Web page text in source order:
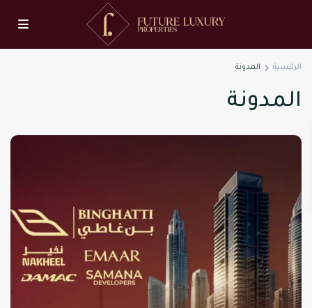
الرئيسية المدونة
المدونة